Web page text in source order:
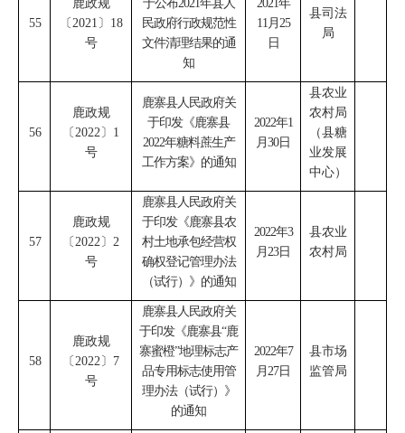
55
鹿政规
〔 2021 〕 18
号
于公布2021年县人
民政府行政规范性
文件清理结果的通
知
2021年
11月 25
日
县司法
局
56
鹿政规
〔 2022 〕 1
号
鹿寨县人民政府关
于印发《鹿寨县
2022年糖料蔗生产
工作方案》的通知
2022年1
月 30日
县农业
农村局
（县糖
业发展
中心）
57
鹿政规
〔 2022 〕 2
号
鹿寨县人民政府关
于印发《鹿寨县农
村土地承包经营权
确权登记管理办法
（试行）》的通知
2022年3
月 23日
县农业
农村局
58
鹿政规
〔 2022 〕 7
号
鹿寨县人民政府关
于印发《鹿寨县“鹿
寨蜜橙”地理标志产
品专用标志使用管
理办法（试行）》
的通知
2022年7
月 27日
县市场
监管局